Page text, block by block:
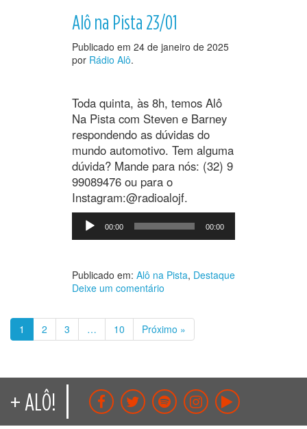
Alô na Pista 23/01
Publicado em 24 de janeiro de 2025
por Rádio Alô.
Toda quinta, às 8h, temos Alô
Na Pista com Steven e Barney
respondendo as dúvidas do
mundo automotivo. Tem alguma
dúvida? Mande para nós: (32) 9
99089476 ou para o
Instagram:@radioalojf.
Tocador
áudio
00:00 00:00
Publicado em: Alô na Pista, Destaque
Deixe um comentário
1 2 3 … 10 Próximo »
+ ALÔ!